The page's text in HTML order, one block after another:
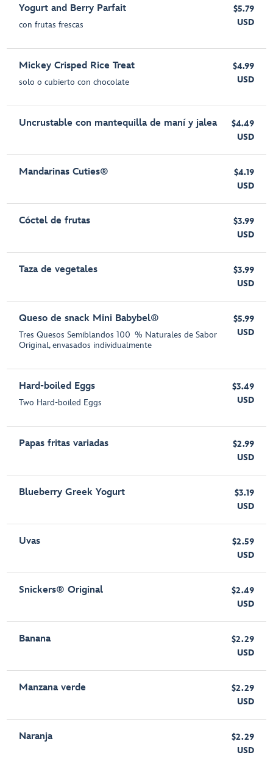
Yogurt and Berry Parfait
con frutas frescas
$5.79
USD
Mickey Crisped Rice Treat
solo o cubierto con chocolate
$4.99
USD
Uncrustable con mantequilla de maní y jalea
$4.49
USD
Mandarinas Cuties®
$4.19
USD
Cóctel de frutas
$3.99
USD
Taza de vegetales
$3.99
USD
Queso de snack Mini Babybel®
Tres Quesos Semiblandos 100 % Naturales de Sabor
Original, envasados individualmente
$5.99
USD
Hard-boiled Eggs
Two Hard-boiled Eggs
$3.49
USD
Papas fritas variadas
$2.99
USD
Blueberry Greek Yogurt
$3.19
USD
Uvas
$2.59
USD
Snickers® Original
$2.49
USD
Banana
$2.29
USD
Manzana verde
$2.29
USD
Naranja
$2.29
USD